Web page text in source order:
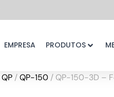
EMPRESA PRODUTOS
QP /QP-150 / QP-150-3D –